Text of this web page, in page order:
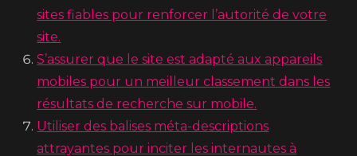
sites fiables pour renforcer l’autorité de votre
site.
S’assurer que le site est adapté aux appareils
mobiles pour un meilleur classement dans les
résultats de recherche sur mobile.
Utiliser des balises méta-descriptions
attrayantes pour inciter les internautes à